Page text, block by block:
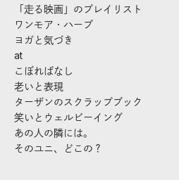
「走る映画」のプレイリスト
ワンモア・ハーブ
ヨガと気づき
at
こぼればなし
老いと表現
ターザンのスクラップブック
笑いとウェルビーイング
あの人の隣には。
そのユニ、どこの？